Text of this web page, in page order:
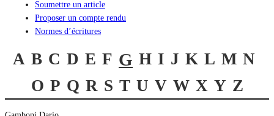
Soumettre un article
Proposer un compte rendu
Normes d’écritures
A B C D E F G H I J K L M N
O P Q R S T U V W X Y Z